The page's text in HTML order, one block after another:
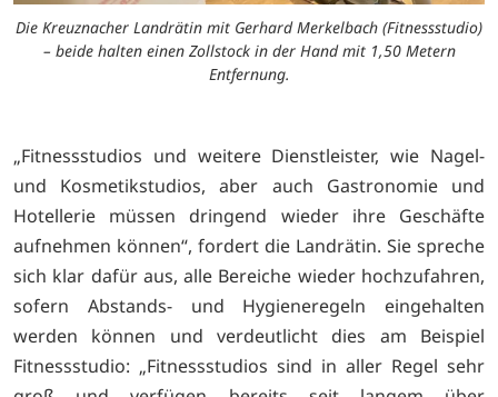
Die Kreuznacher Landrätin mit Gerhard Merkelbach (Fitnessstudio)
– beide halten einen Zollstock in der Hand mit 1,50 Metern
Entfernung.
„Fitnessstudios und weitere Dienstleister, wie Nagel-
und Kosmetikstudios, aber auch Gastronomie und
Hotellerie müssen dringend wieder ihre Geschäfte
aufnehmen können“, fordert die Landrätin. Sie spreche
sich klar dafür aus, alle Bereiche wieder hochzufahren,
sofern Abstands- und Hygieneregeln eingehalten
werden können und verdeutlicht dies am Beispiel
Fitnessstudio: „Fitnessstudios sind in aller Regel sehr